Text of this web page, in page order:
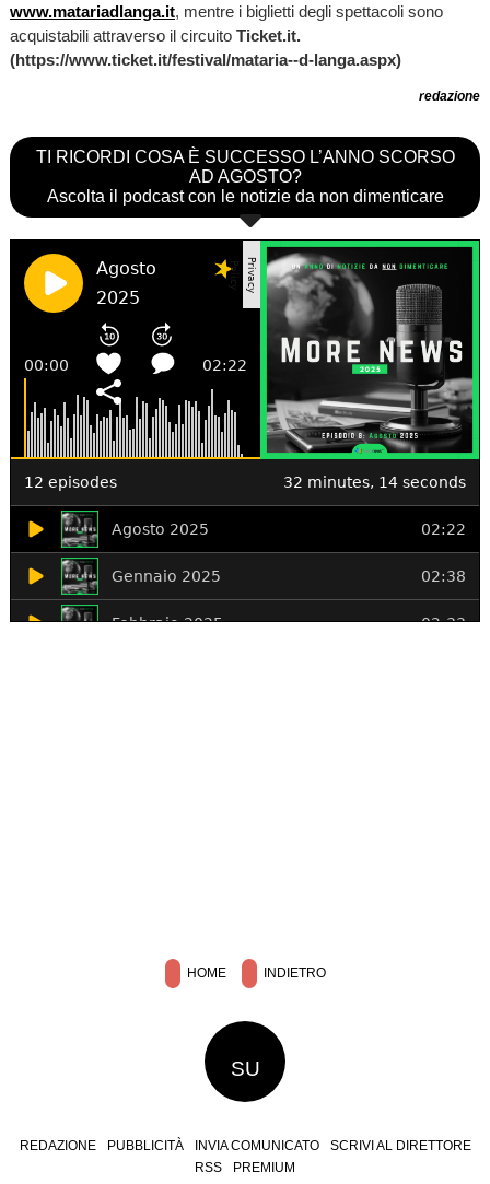
www.matariadlanga.it, mentre i biglietti degli spettacoli sono
acquistabili attraverso il circuito Ticket.it.
(https://www.ticket.it/festival/mataria--d-langa.aspx)
redazione
TI RICORDI COSA È SUCCESSO L’ANNO SCORSO
AD AGOSTO?
Ascolta il podcast con le notizie da non dimenticare
HOME INDIETRO
SU
REDAZIONE PUBBLICITÀ INVIA COMUNICATO
SCRIVI AL DIRETTORE
RSS
PREMIUM